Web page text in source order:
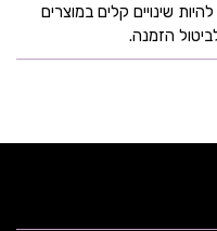
שינויים קלים במוצרים
הזמנה.